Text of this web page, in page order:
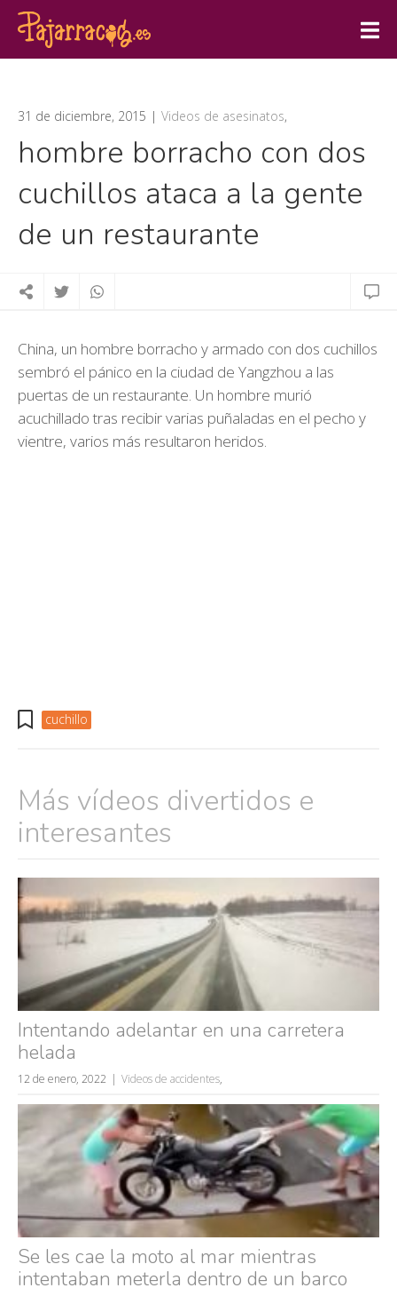
31 de diciembre, 2015 Videos de asesinatos,
hombre borracho con dos
cuchillos ataca a la gente
de un restaurante
China, un hombre borracho y armado con dos cuchillos
sembró el pánico en la ciudad de Yangzhou a las
puertas de un restaurante. Un hombre murió
acuchillado tras recibir varias puñaladas en el pecho y
vientre, varios más resultaron heridos.
cuchillo
Más vídeos divertidos e
interesantes
Intentando adelantar en una carretera
helada
12 de enero, 2022 Videos de accidentes,
Se les cae la moto al mar mientras
intentaban meterla dentro de un barco